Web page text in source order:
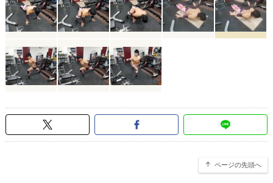
ページの先頭へ